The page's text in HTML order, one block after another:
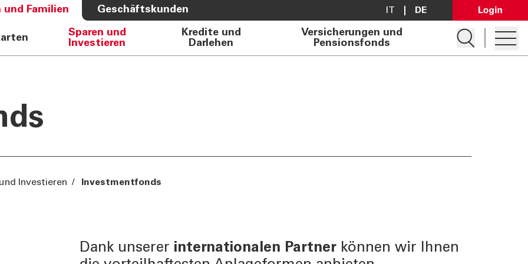
und Familien Geschäftskunden IT DE
Open
Sparen und
Investieren
Kredite und
Darlehen
Versicherungen und
Pensionsfonds
Suche öffnen
Aktionäre
Nachhaltigkeit
Investieren / Investmentfonds
Dank unserer internationalen Partnerkönnen wir Ihnen